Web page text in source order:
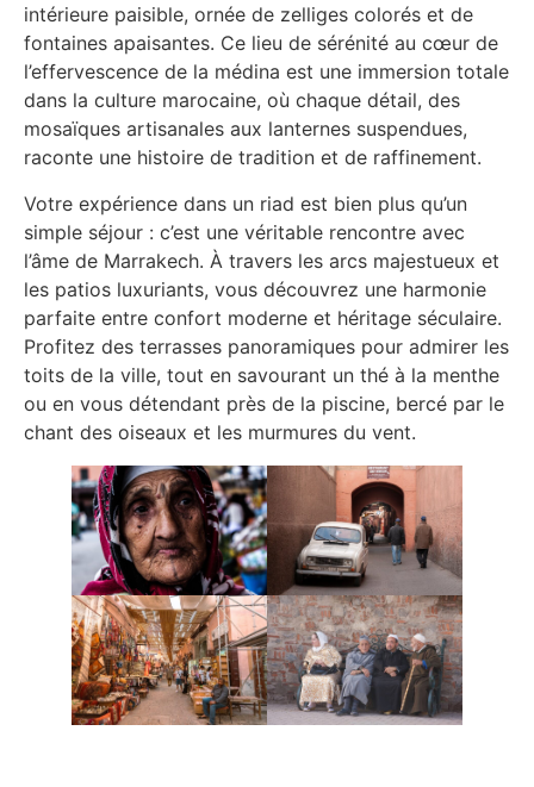
intérieure paisible, ornée de zelliges colorés et de
fontaines apaisantes. Ce lieu de sérénité au cœur de
l’effervescence de la médina est une immersion totale
dans la culture marocaine, où chaque détail, des
mosaïques artisanales aux lanternes suspendues,
raconte une histoire de tradition et de raffinement.
Votre expérience dans un riad est bien plus qu’un
simple séjour : c’est une véritable rencontre avec
l’âme de Marrakech. À travers les arcs majestueux et
les patios luxuriants, vous découvrez une harmonie
parfaite entre confort moderne et héritage séculaire.
Profitez des terrasses panoramiques pour admirer les
toits de la ville, tout en savourant un thé à la menthe
ou en vous détendant près de la piscine, bercé par le
chant des oiseaux et les murmures du vent.